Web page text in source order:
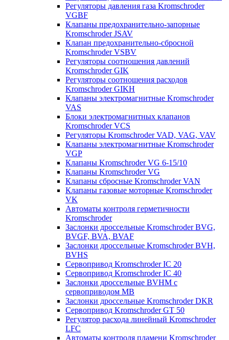
Регуляторы давления газа Kromschroder
VGBF
Клапаны предохранительно-запорные
Kromschroder JSAV
Клапан предохранительно-сбросной
Kromschroder VSBV
Регуляторы соотношения давлений
Kromschroder GIK
Регуляторы соотношения расходов
Kromschroder GIKH
Клапаны электромагнитные Kromschroder
VAS
Блоки электромагнитных клапанов
Kromschroder VCS
Регуляторы Kromschroder VAD, VAG, VAV
Клапаны электромагнитные Kromschroder
VGP
Клапаны Kromschroder VG 6-15/10
Клапаны Kromschroder VG
Клапаны сбросные Kromschroder VAN
Клапаны газовые моторные Kromschroder
VK
Автоматы контроля герметичности
Kromschroder
Заслонки дроссельные Kromschroder BVG,
BVGF, BVA, BVAF
Заслонки дроссельные Kromschroder BVH,
BVHS
Сервопривод Kromschroder IC 20
Сервопривод Kromschroder IC 40
Заслонки дроссельные BVHM с
сервоприводом МВ
Заслонки дроссельные Kromschroder DKR
Cервопривод Kromschroder GT 50
Регулятор расхода линейный Kromschroder
LFC
Автоматы контроля пламени Kromschroder